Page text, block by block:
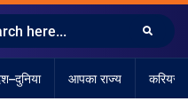
आपका राज्य करियर